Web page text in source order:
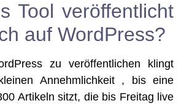
Tool veröffentlicht
auf WordPress?
zu ver­öf­fent­li­chen klingt
Annehm­lich­keit , bis eine
Arti­keln sitzt, die bis Frei­tag live